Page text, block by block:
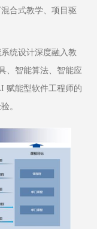
合式教学、项目驱
统设计深度融入教
、智能算法、智能应
赋能型软件工程师的
。